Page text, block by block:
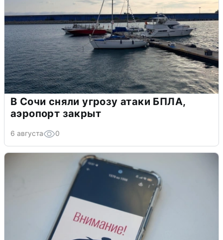
В Сочи сняли угрозу атаки БПЛА,
аэропорт закрыт
6 августа 0